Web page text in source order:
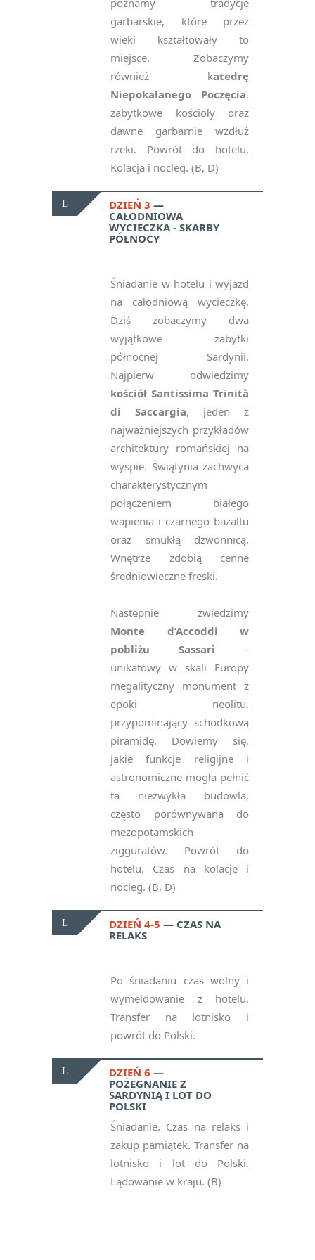
poznamy tradycje
garbarskie, które przez
wieki kształtowały to
miejsce. Zobaczymy
również katedrę
Niepokalanego Poczęcia,
zabytkowe kościoły oraz
dawne garbarnie wzdłuż
rzeki. Powrót do hotelu.
Kolacja i nocleg. (B, D)
DZIEŃ 3
CAŁODNIOWA
WYCIECZKA - SKARBY
PÓŁNOCY
Śniadanie w hotelu i wyjazd
na całodniową wycieczkę.
Dziś zobaczymy dwa
wyjątkowe zabytki
północnej Sardynii.
Najpierw odwiedzimy
kościół Santissima Trinità
di Saccargia, jeden z
najważniejszych przykładów
architektury romańskiej na
wyspie. Świątynia zachwyca
charakterystycznym
połączeniem białego
wapienia i czarnego bazaltu
oraz smukłą dzwonnicą.
Wnętrze zdobią cenne
średniowieczne freski.
Następnie zwiedzimy
Monte d’Accoddi w
pobliżu Sassari –
unikatowy w skali Europy
megalityczny monument z
epoki neolitu,
przypominający schodkową
piramidę. Dowiemy się,
jakie funkcje religijne i
astronomiczne mogła pełnić
ta niezwykła budowla,
często porównywana do
mezopotamskich
zigguratów. Powrót do
hotelu. Czas na kolację i
nocleg. (B, D)
DZIEŃ 4-5
CZAS NA
RELAKS
Po śniadaniu czas wolny i
wymeldowanie z hotelu.
Transfer na lotnisko i
powrót do Polski.
DZIEŃ 6
POŻEGNANIE Z
SARDYNIĄ I LOT DO
POLSKI
Śniadanie. Czas na relaks i
zakup pamiątek. Transfer na
lotnisko i lot do Polski.
Lądowanie w kraju. (B)